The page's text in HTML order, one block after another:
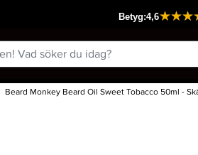
Beard Monkey Beard Oil Sweet Tobacco 50ml -
Passar